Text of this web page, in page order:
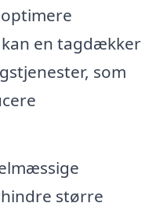
en tagdækker
som
større